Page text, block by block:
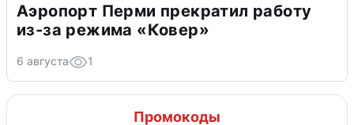
Аэропорт Перми прекратил работу
из-за режима «Ковер»
6 августа 1
Промокоды